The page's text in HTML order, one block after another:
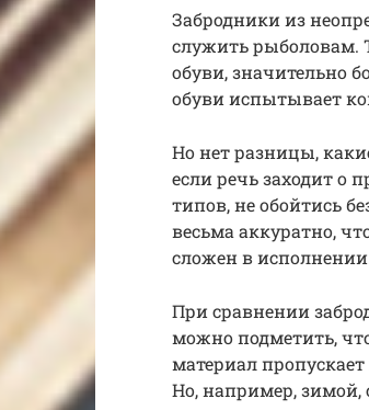
Забродники из
служить рыболовам.
обуви, значительно
обуви испытывает
Но нет разницы,
если речь заходит о
типов, не обойтись
весьма аккуратно,
сложен в
При сравнении
можно подметить,
материал
Но, например, зимой,